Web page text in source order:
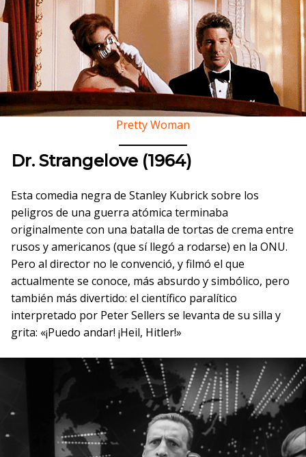
Pretty Woman
Dr. Strangelove (1964)
Esta comedia negra de Stanley Kubrick sobre los
peligros de una guerra atómica terminaba
originalmente con una batalla de tortas de crema entre
rusos y americanos (que sí llegó a rodarse) en la ONU.
Pero al director no le convenció, y filmó el que
actualmente se conoce, más absurdo y simbólico, pero
también más divertido: el científico paralítico
interpretado por Peter Sellers se levanta de su silla y
grita: «¡Puedo andar! ¡Heil, Hitler!»